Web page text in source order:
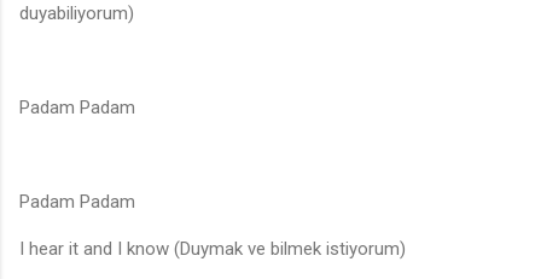
duyabiliyorum)
Padam Padam
Padam Padam
I hear it and I know (Duymak ve bilmek istiyorum)